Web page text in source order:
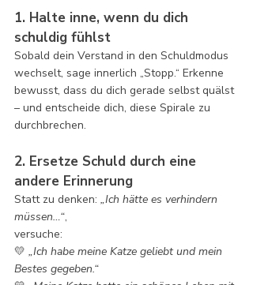
1. Halte inne, wenn du dich
schuldig fühlst
Sobald dein Verstand in den Schuldmodus
wechselt, sage innerlich „Stopp.“ Erkenne
bewusst, dass du dich gerade selbst quälst
– und entscheide dich, diese Spirale zu
durchbrechen.
2. Ersetze Schuld durch eine
andere Erinnerung
Statt zu denken: „Ich hätte es verhindern
müssen…“,
versuche:
💛 „Ich habe meine Katze geliebt und mein
Bestes gegeben.“